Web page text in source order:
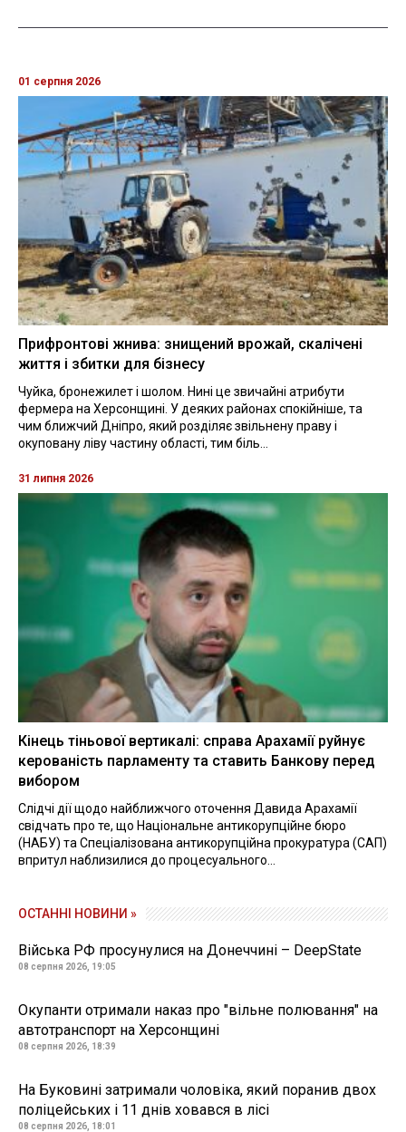
01 серпня 2026
Прифронтові жнива: знищений врожай, скалічені
життя і збитки для бізнесу
Чуйка, бронежилет і шолом. Нині це звичайні атрибути
фермера на Херсонщині. У деяких районах спокійніше, та
чим ближчий Дніпро, який розділяє звільнену праву і
окуповану ліву частину області, тим біль...
31 липня 2026
Кінець тіньової вертикалі: справа Арахамії руйнує
керованість парламенту та ставить Банкову перед
вибором
Слідчі дії щодо найближчого оточення Давида Арахамії
свідчать про те, що Національне антикорупційне бюро
(НАБУ) та Спеціалізована антикорупційна прокуратура (САП)
впритул наблизилися до процесуального...
ОСТАННІ НОВИНИ »
Війська РФ просунулися на Донеччині – DeepState
08 серпня 2026, 19:05
Окупанти отримали наказ про "вільне полювання" на
автотранспорт на Херсонщині
08 серпня 2026, 18:39
На Буковині затримали чоловіка, який поранив двох
поліцейських і 11 днів ховався в лісі
08 серпня 2026, 18:01